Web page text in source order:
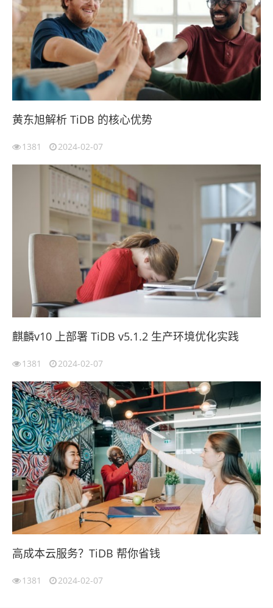
黄东旭解析 TiDB 的核心优势
1381 2024-02-07
麒麟v10 上部署 TiDB v5.1.2 生产环境优化实践
1381 2024-02-07
高成本云服务？TiDB 帮你省钱
1381 2024-02-07